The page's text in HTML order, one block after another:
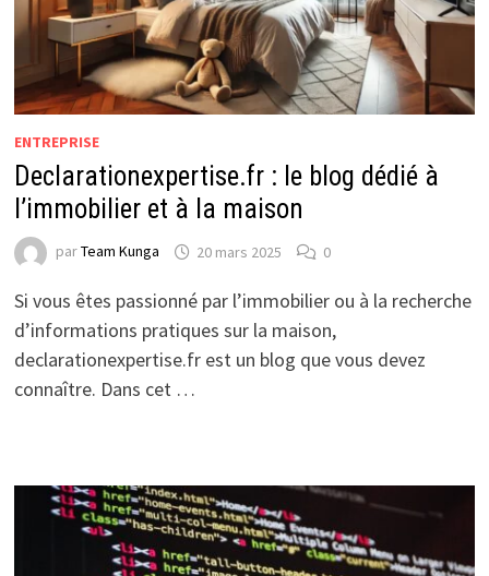
ENTREPRISE
Declarationexpertise.fr : le blog dédié à
l’immobilier et à la maison
parTeam Kunga 20 mars 2025 0
Si vous êtes passionné par l’immobilier ou à la recherche
d’informations pratiques sur la maison,
declarationexpertise.fr est un blog que vous devez
connaître. Dans cet …